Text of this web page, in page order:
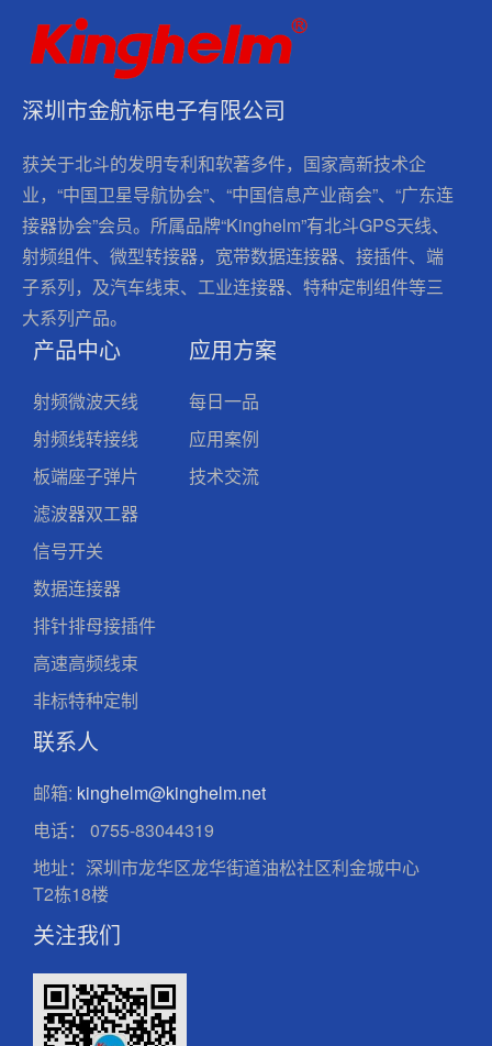
深圳市金航标电子有限公司
获关于北斗的发明专利和软著多件，国家高新技术企
业，“中国卫星导航协会”、“中国信息产业商会”、“广东连
接器协会”会员。所属品牌“Kinghelm”有北斗GPS天线、
射频组件、微型转接器，宽带数据连接器、接插件、端
子系列，及汽车线束、工业连接器、特种定制组件等三
大系列产品。
产品中心
射频微波天线
射频线转接线
板端座子弹片
滤波器双工器
信号开关
数据连接器
排针排母接插件
高速高频线束
非标特种定制
应用方案
每日一品
应用案例
技术交流
联系人
邮箱: kinghelm@kinghelm.net
电话：
0755-83044319
地址：深圳市龙华区龙华街道油松社区利金城中心
T2栋18楼
关注我们